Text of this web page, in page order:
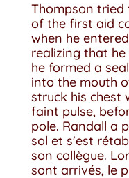
Thompson tried
of the first aid
when he
realizing that
he formed a
into the mouth
struck his chest
faint pulse,
pole. Randall a
sol et s'est
son collègue.
sont arrivés, le